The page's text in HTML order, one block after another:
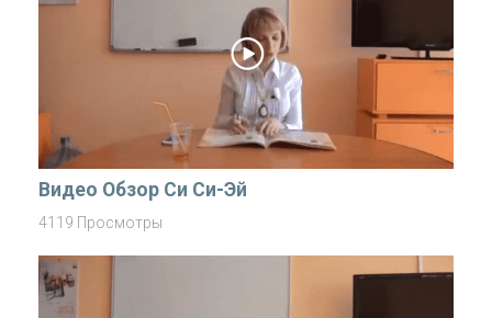
Видео Обзор Си Си-Эй
4119 Просмотры